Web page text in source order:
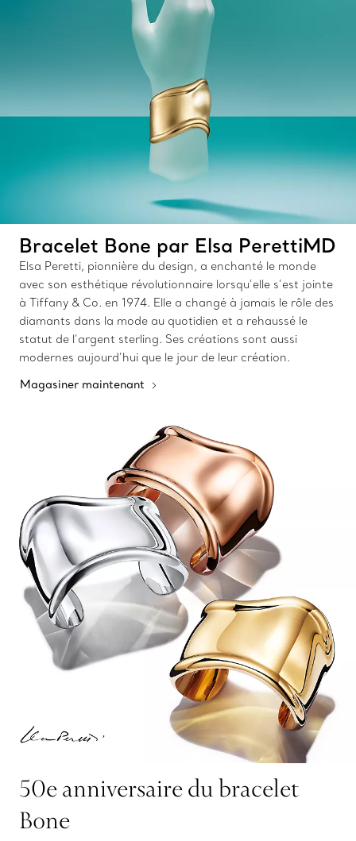
Bracelet Bone par Elsa PerettiMD
Elsa Peretti, pionnière du design, a enchanté le monde
avec son esthétique révolutionnaire lorsqu’elle s’est jointe
à Tiffany & Co. en 1974. Elle a changé à jamais le rôle des
diamants dans la mode au quotidien et a rehaussé le
statut de l’argent sterling. Ses créations sont aussi
modernes aujourd’hui que le jour de leur création.
Magasiner maintenant
50e anniversaire du bracelet
Bone